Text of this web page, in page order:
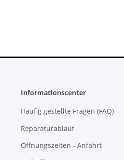
Informationscenter
Häufig gestellte Fragen (FAQ)
Reparaturablauf
Öffnungszeiten - Anfahrt